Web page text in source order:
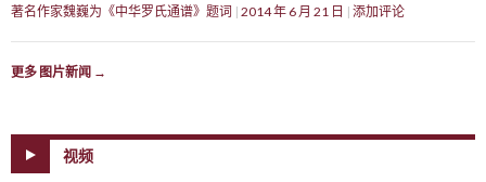
著名作家魏巍为《中华罗氏通谱》题词 2014 年 6 月 21 日 添加评论
更多 图片新闻 →
视频